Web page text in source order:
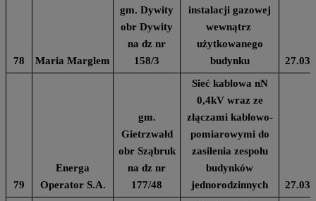
78 Maria Marglem
gm. Dywity
obr Dywity
na dz nr
158/3
instalacji gazowej
wewnątrz
użytkowanego
budynku
79
Energa
Operator S.A.
gm.
Gietrzwałd
obr Sząbruk
na dz nr
177/48
Sieć kablowa nN
0,4kV wraz ze
złączami kablowo-
pomiarowymi do
zasilenia zespołu
budynków
jednorodzinnych